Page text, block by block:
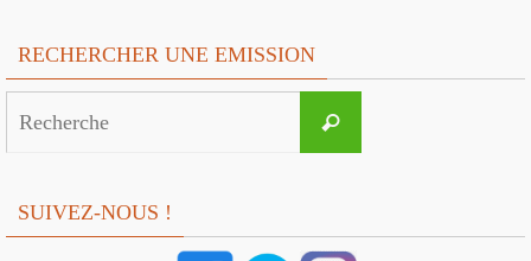
RECHERCHER UNE EMISSION
Recherche
SUIVEZ-NOUS !